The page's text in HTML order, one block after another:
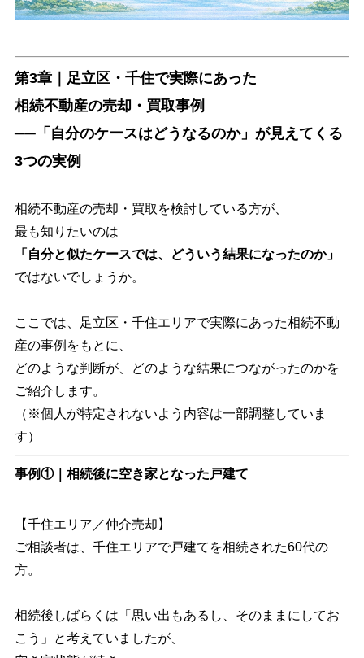
第3章｜足立区・千住で実際にあった
相続不動産の売却・買取事例
──「自分のケースはどうなるのか」が見えてくる
3つの実例
相続不動産の売却・買取を検討している方が、
最も知りたいのは
「自分と似たケースでは、どういう結果になったのか」
ではないでしょうか。
ここでは、足立区・千住エリアで実際にあった相続不動
産の事例をもとに、
どのような判断が、どのような結果につながったのかを
ご紹介します。
（※個人が特定されないよう内容は一部調整していま
す）
事例①｜相続後に空き家となった戸建て
【千住エリア／仲介売却】
ご相談者は、千住エリアで戸建てを相続された60代の
方。
相続後しばらくは「思い出もあるし、そのままにしてお
こう」と考えていましたが、